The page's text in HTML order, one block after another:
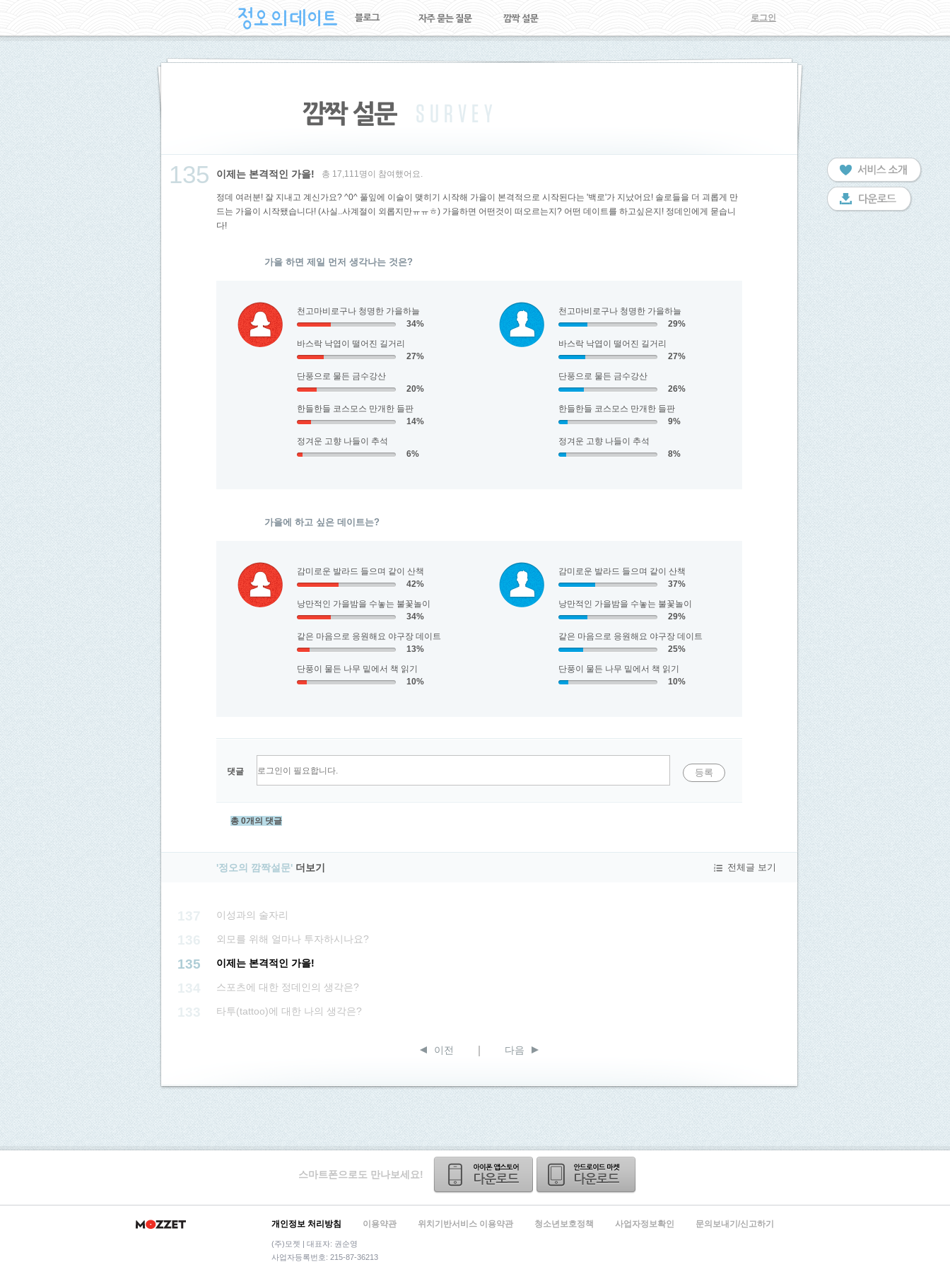
로그인
135 이제는 본격적인 가을! 총 17,111명이 참여했어요.
정데 여러분! 잘 지내고 계신가요? ^0^ 풀잎에 이슬이 맺히기 시작해 가을이 본격적으로 시작된다는 '백로'가 지났어요! 솔로들을 더 괴롭게 만
드는 가을이 시작됐습니다! (사실..사계절이 외롭지만ㅠㅠㅎ) 가을하면 어떤것이 떠오르는지? 어떤 데이트를 하고싶은지! 정데인에게 묻습니
다!
가을 하면 제일 먼저 생각나는 것은?
천고마비로구나 청명한 가을하늘
34%
바스락 낙엽이 떨어진 길거리
27%
단풍으로 물든 금수강산
20%
한들한들 코스모스 만개한 들판
14%
정겨운 고향 나들이 추석
6%
천고마비로구나 청명한 가을하늘
29%
바스락 낙엽이 떨어진 길거리
27%
단풍으로 물든 금수강산
26%
한들한들 코스모스 만개한 들판
9%
정겨운 고향 나들이 추석
8%
가을에 하고 싶은 데이트는?
감미로운 발라드 들으며 같이 산책
42%
낭만적인 가을밤을 수놓는 불꽃놀이
34%
같은 마음으로 응원해요 야구장 데이트
13%
단풍이 물든 나무 밑에서 책 읽기
10%
감미로운 발라드 들으며 같이 산책
37%
낭만적인 가을밤을 수놓는 불꽃놀이
29%
같은 마음으로 응원해요 야구장 데이트
25%
단풍이 물든 나무 밑에서 책 읽기
10%
댓글 등록
총 0개의 댓글
'정오의 깜짝설문' 더보기 전체글 보기
이성과의 술자리
외모를 위해 얼마나 투자하시나요?
135 이제는 본격적인 가을!
스포츠에 대한 정데인의 생각은?
타투(tattoo)에 대한 나의 생각은?
이전 다음
스마트폰으로도 만나보세요!
개인정보 처리방침 이용약관 위치기반서비스 이용약관 청소년보호정책 사업자정보확인 문의보내기/신고하기
(주)모젯 | 대표자: 권순영
사업자등록번호: 215-87-36213